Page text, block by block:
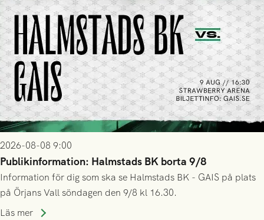
2026-08-08 9:00
Publikinformation: Halmstads BK borta 9/8
Information för dig som ska se Halmstads BK - GAIS på plats
på Örjans Vall söndagen den 9/8 kl 16.30.
Läs mer